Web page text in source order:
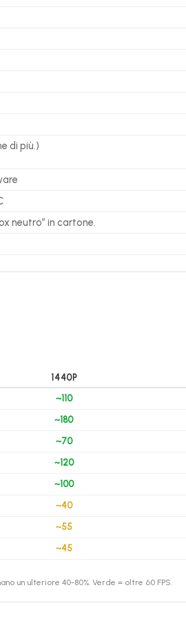
di più.)
neutro” in cartone.
1440P
~110
~180
~70
~120
~100
~40
~55
~45
un ulteriore 40-80%. Verde = oltre 60 FPS.